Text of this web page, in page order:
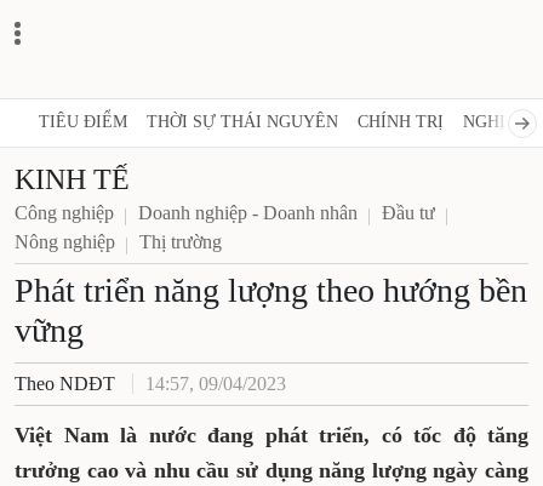
TIÊU ĐIỂM THỜI SỰ THÁI NGUYÊN CHÍNH TRỊ NGHỊ
KINH TẾ
Công nghiệp Doanh nghiệp - Doanh nhân
Đầu tư
Nông nghiệp
Thị trường
Phát triển năng lượng theo
hướng bền vững
Theo NDĐT 14:57, 09/04/2023
Việt Nam là nước đang phát triển, có tốc độ
tăng trưởng cao và nhu cầu sử dụng năng